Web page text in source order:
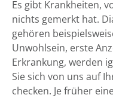
Es gibt Krankheiten,
nichts gemerkt hat.
gehören
Unwohlsein, erste
Erkrankung, werden
Sie sich von uns auf
checken. Je früher